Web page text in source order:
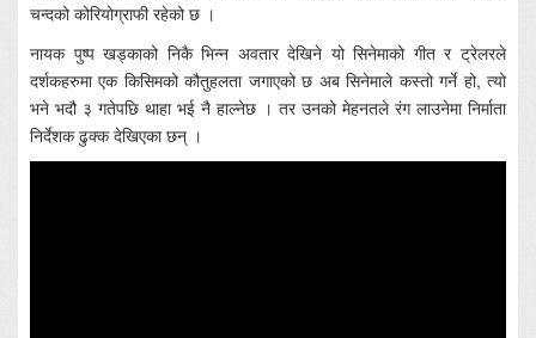
चन्दको कोरियोग्राफी रहेको छ ।
नायक पुष्प खड्काको निकै भिन्न अवतार देखिने यो सिनेमाको गीत र ट्रेलरले
दर्शकहरुमा एक किसिमको कौतुहलता जगाएको छ अब सिनेमाले कस्तो गर्ने हो, त्यो
भने भदौ ३ गतेपछि थाहा भई नै हाल्नेछ । तर उनको मेहनतले रंग लाउनेमा निर्माता
निर्देशक ढुक्क देखिएका छन् ।